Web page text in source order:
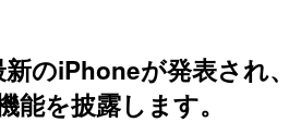
のiPhoneが発表され、
能を披露します。